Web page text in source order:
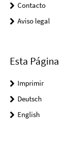
Contacto
Aviso legal
Esta Página
Imprimir
Deutsch
English